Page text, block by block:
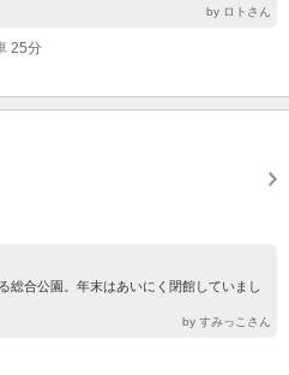
by ロトさん
25分
総合公園。年末はあいにく閉館していまし
by すみっこさん